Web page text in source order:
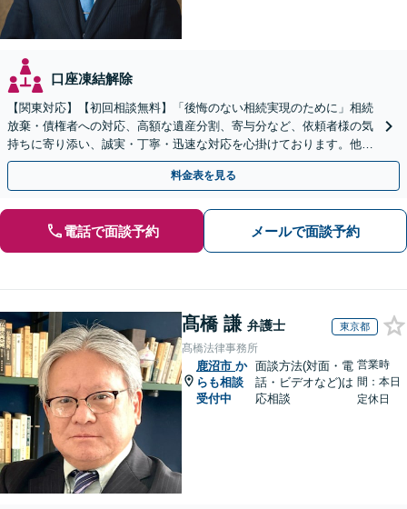
口座凍結解除
【関東対応】【初回相談無料】「後悔のない相続実現のために」相続
放棄・債権者への対応、高額な遺産分割、寄与分など、依頼者様の気
持ちに寄り添い、誠実・丁寧・迅速な対応を心掛けております。他士
業とも連携し円滑な相続を目指します【夜間相談可】
料金表を見る
電話で面談予約 メールで面談予約
髙橋 謙 弁護士 東京都
髙橋法律事務所
鹿沼市 か
らも相談
受付中
面談方法(対面・電
話・ビデオなど)は
応相談
営業時
間：本日
定休日